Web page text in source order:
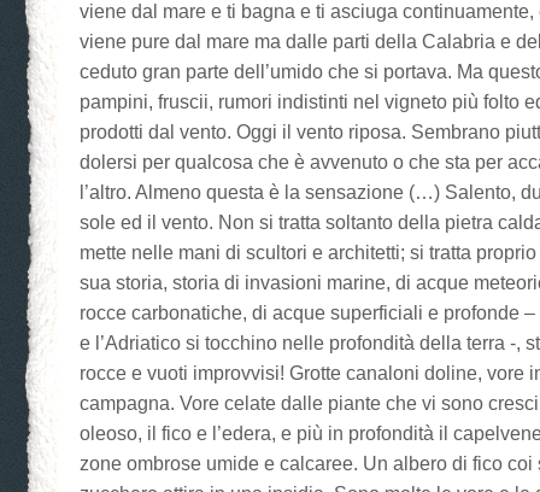
viene dal mare e ti bagna e ti asciuga
viene pure dal mare ma dalle parti della Calabria e
ceduto gran parte dell’umido che si portava. Ma
pampini, fruscii, rumori indistinti nel vigneto più folto
prodotti dal vento. Oggi il vento riposa. Sembrano
dolersi per qualcosa che è avvenuto o che sta per
l’altro. Almeno questa è la sensazione (…) Salento,
sole ed il vento. Non si tratta soltanto della pietra
mette nelle mani di scultori e architetti; si tratta
sua storia, storia di invasioni marine, di acque
rocce carbonatiche, di acque superficiali e profonde
e l’Adriatico si tocchino nelle profondità della terra -,
rocce e vuoti improvvisi! Grotte canaloni doline, vore
campagna. Vore celate dalle piante che vi sono
oleoso, il fico e l’edera, e più in profondità il
zone ombrose umide e calcaree. Un albero di fico coi